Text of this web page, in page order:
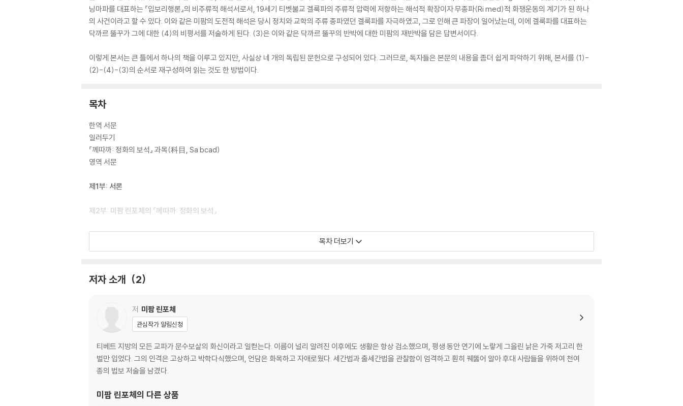
닝마파를 대표하는 『입보리행론』의 비주류적 해석서로서, 19세기 티벳불교 겔룩파의 주류적 압력에 저항하는 해석적 확장이자 무종파(Ri med)적 화쟁운동의 계기가 된 하나
의 사건이라고 할 수 있다. 이와 같은 미팜의 도전적 해석은 당시 정치와 교학의 주류 종파였던 겔룩파를 자극하였고, 그로 인해 큰 파장이 일어났는데, 이에 겔룩파를 대표하는
닥까르 뚤꾸가 그에 대한 (4)의 비평서를 저술하게 된다. (3)은 이와 같은 닥까르 뚤꾸의 반박에 대한 미팜의 재반박을 담은 답변서이다.
이렇게 본서는 큰 틀에서 하나의 책을 이루고 있지만, 사실상 네 개의 독립된 문헌으로 구성되어 있다. 그러므로, 독자들은 본문의 내용을 좀더 쉽게 파악하기 위해, 본서를 (1)-
(2)-(4)-(3)의 순서로 재구성하여 읽는 것도 한 방법이다.
목차
한역 서문
일러두기
『께따까: 정화의 보석』 과목(科目, Sa bcad)
영역 서문
제1부: 서론
제2부: 미팜 린포체의 『께따까: 정화의 보석』
제3부: 미팜 린포체의 『태양의 광명』
질문3: 성문의 해탈
질문5: 인아집과 법아집 그리고 번뇌장과 소지장
질문6: 진속이제眞俗二諦
질문7: 자체-지각하는 마음
질문8: 쫑카빠에 따른 귀류[논증]파의 팔대난점
제4부: 닥까르 뚤꾸의 『명해의 수희법담』
미주
목차 더보기
저자 소개 2
저 미팜 린포체
관심작가 알림신청
티베트 지방의 모든 교파가 문수보살의 화신이라고 일컫는다. 이름이 널리 알려진 이후에도 생활은 항상 검소했으며, 평생 동안 연기에 노랗게 그을린 낡은 가죽 저고리 한
벌만 입었다. 그의 인격은 고상하고 박학다식했으며, 언담은 화목하고 자애로웠다. 세간법과 출세간법을 관찰함이 엄격하고 훤히 꿰뚫어 알아 후대 사람들을 위하여 천여
종의 법보 저술을 남겼다.
미팜 린포체의 다른 상품